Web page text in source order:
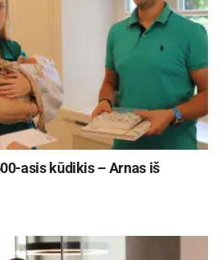
asis kūdikis – Arnas iš